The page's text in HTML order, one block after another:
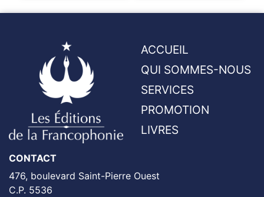
ACCUEIL
QUI SOMMES-NOUS
SERVICES
PROMOTION
LIVRES
CONTACT
476, boulevard Saint-Pierre Ouest
C.P. 5536